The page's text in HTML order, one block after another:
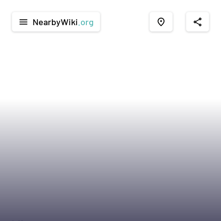
menu NearbyWiki .org place share